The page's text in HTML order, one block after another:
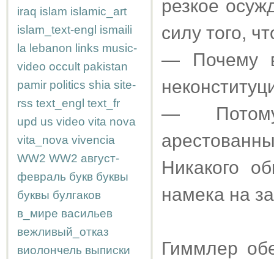
iraq islam islamic_art
islam_text-engl ismaili
la lebanon links music-
video occult pakistan
pamir politics shia site-
rss text_engl text_fr
upd us video vita nova
vita_nova vivencia
WW2 WW2 август-
февраль букв буквы
буквы булгаков
в_мире васильев
вежливый_отказ
виолончель выписки
резкое
силу того,
— Почему
—
Никакого
намека на
Гиммлер